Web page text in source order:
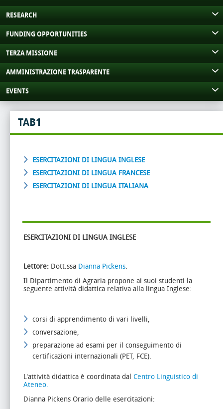
RESEARCH
FUNDING OPPORTUNITIES
TERZA MISSIONE
AMMINISTRAZIONE TRASPARENTE
EVENTS
TAB1
ESERCITAZIONI DI LINGUA INGLESE
ESERCITAZIONI DI LINGUA FRANCESE
ESERCITAZIONI DI LINGUA ITALIANA
ESERCITAZIONI DI LINGUA INGLESE
Lettore: Dott.ssa Dianna Pickens.
Il Dipartimento di Agraria propone ai suoi studenti la
seguente attività didattica relativa alla lingua Inglese:
corsi di apprendimento di vari livelli,
conversazione,
preparazione ad esami per il conseguimento di
certificazioni internazionali (PET, FCE).
L'attività didattica è coordinata dal Centro Linguistico di
Ateneo.
Dianna Pickens Orario delle esercitazioni: